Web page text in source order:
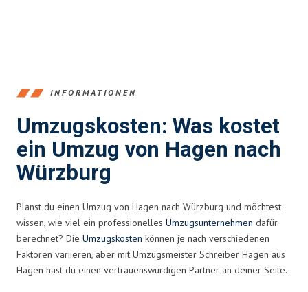
INFORMATIONEN
Umzugskosten: Was kostet
ein Umzug von Hagen nach
Würzburg
Planst du einen Umzug von Hagen nach Würzburg und möchtest
wissen, wie viel ein professionelles Umzugsunternehmen dafür
berechnet? Die Umzugskosten können je nach verschiedenen
Faktoren variieren, aber mit Umzugsmeister Schreiber Hagen aus
Hagen hast du einen vertrauenswürdigen Partner an deiner Seite.